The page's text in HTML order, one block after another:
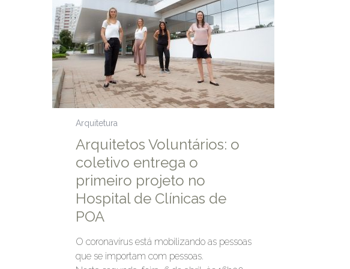
Arquitetura
Arquitetos Voluntários: o
coletivo entrega o
primeiro projeto no
Hospital de Clínicas de
POA
O coronavírus está mobilizando as pessoas
que se importam com pessoas.